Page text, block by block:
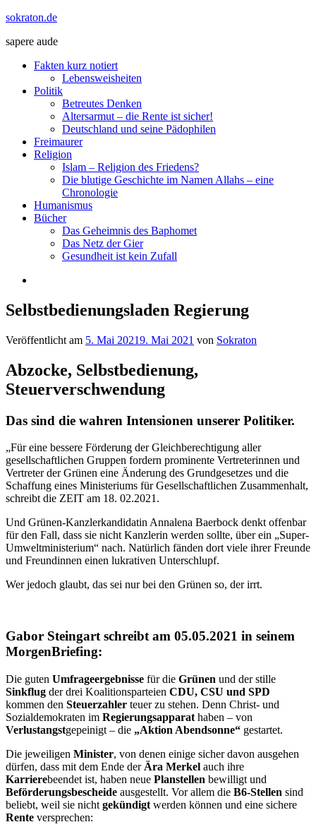
Zum
springen
sokraton.de
sapere aude
Menü
Fakten kurz notiert
Lebensweisheiten
Politik
Betreutes Denken
Altersarmut – die Rente ist sicher!
Deutschland und seine Pädophilen
Freimaurer
Religion
Islam – Religion des Friedens?
Die blutige Geschichte im Namen Allahs – eine
Chronologie
Humanismus
Bücher
Das Geheimnis des Baphomet
Das Netz der Gier
Gesundheit ist kein Zufall
Selbstbedienungsladen Regierung
Veröffentlicht am 5. Mai 20219. Mai 2021 von Sokraton
Abzocke, Selbstbedienung,
Steuerverschwendung
Das sind die wahren Intensionen unserer Politiker.
„Für eine bessere Förderung der Gleichberechtigung aller
gesellschaftlichen Gruppen fordern prominente Vertreterinnen und
Vertreter der Grünen eine Änderung des Grundgesetzes und die
Schaffung eines Ministeriums für Gesellschaftlichen Zusammenhalt,
schreibt die ZEIT am 18. 02.2021.
Und Grünen-Kanzlerkandidatin Annalena Baerbock denkt offenbar
für den Fall, dass sie nicht Kanzlerin werden sollte, über ein „Super-
Umweltministerium“ nach. Natürlich fänden dort viele ihrer Freunde
und Freundinnen einen lukrativen Unterschlupf.
Wer jedoch glaubt, das sei nur bei den Grünen so, der irrt.
Gabor Steingart schreibt am 05.05.2021 in seinem
MorgenBriefing:
Die guten Umfrageergebnisse für die Grünen und der stille
Sinkflug der drei Koalitionsparteien CDU, CSU und SPD
kommen den Steuerzahler teuer zu stehen. Denn Christ- und
Sozialdemokraten im Regierungsapparat haben – von
Verlustangstgepeinigt – die „Aktion Abendsonne“ gestartet.
Die jeweiligen Minister, von denen einige sicher davon ausgehen
dürfen, dass mit dem Ende der Ära Merkel auch ihre
Karrierebeendet ist, haben neue Planstellen bewilligt und
Beförderungsbescheide ausgestellt. Vor allem die B6-Stellen sind
beliebt, weil sie nicht gekündigt werden können und eine sichere
Rente versprechen: